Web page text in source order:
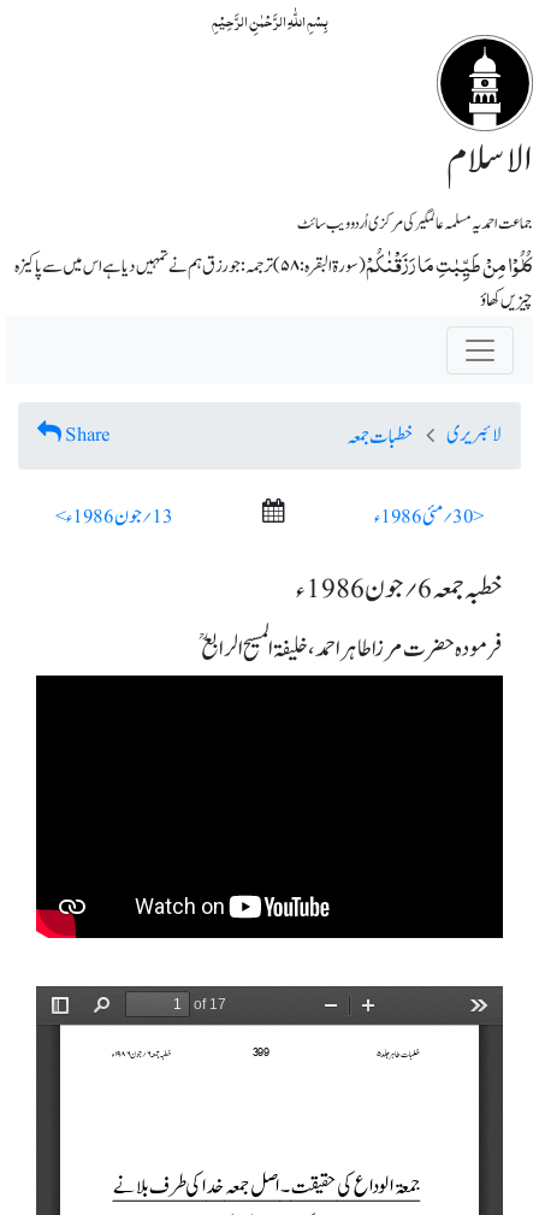
بِسۡمِ اللّٰہِ الرَّحۡمٰنِ الرَّحِیۡمِ
الاسلام
جماعت احمدیہ مسلمہ عالمگیر کی مرکزی اُردو ویب سائٹ
کُلُوۡا مِنۡ طَیِّبٰتِ مَا رَزَقۡنٰکُمۡ
(سورة البقرہ: ۵۸) ترجمہ: جو رزق ہم نے تمہیں دیا ہے اس میں سے پاکیزہ
چیزیں کھاؤ
لائبریری خطبات جمعہ Share
< 30؍ مئی 1986ء 13؍ جون 1986ء >
خطبہ جمعہ 6؍ جون 1986ء
فرمودہ حضرت مرزا طاہر احمد، خلیفۃ المسیح الرابعؒ